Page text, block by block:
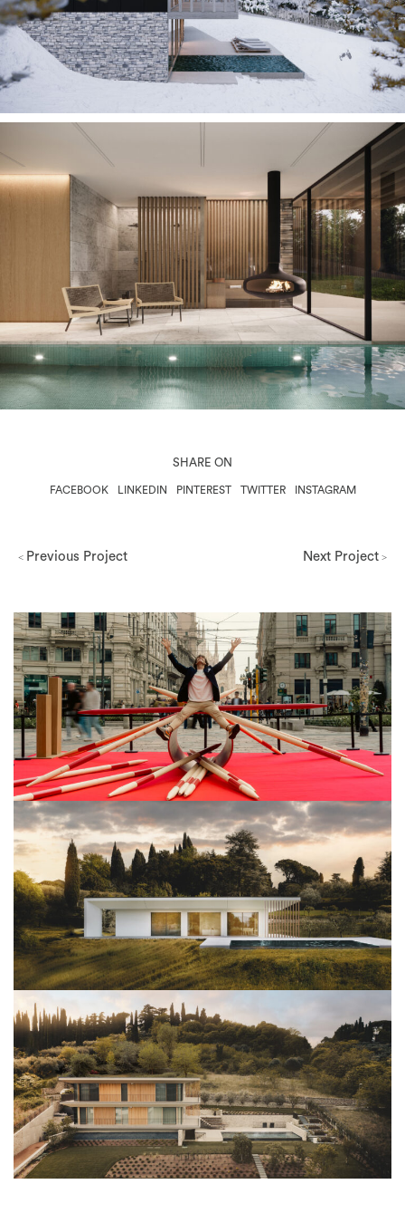
SHARE ON
FACEBOOK LINKEDIN PINTEREST TWITTER INSTAGRAM
Milano Design Week 2026
View Project
Architettura
View Project
Architettura
View Project
< Previous Project Next Project >